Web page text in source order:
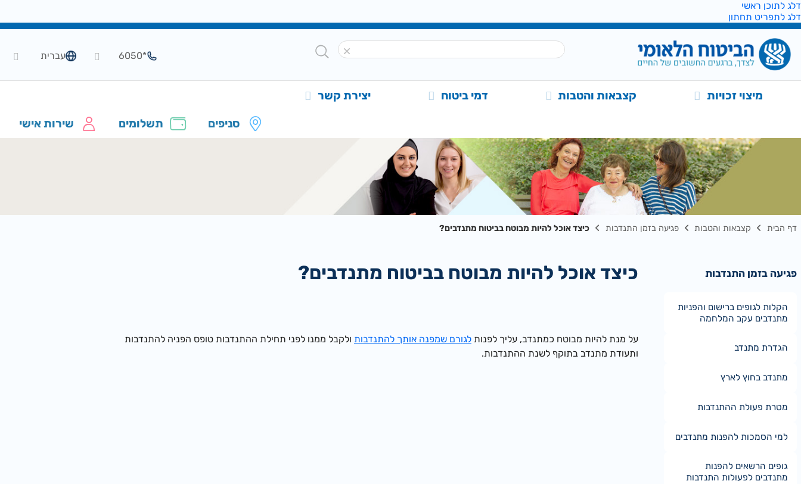
דלג לתוכן ראשי
דלג לתפריט תחתון
עברית *6050
מיצוי זכויות קצבאות והטבות דמי ביטוח יצירת קשר
סניפים תשלומים שירות אישי
דף הבית קצבאות והטבות פגיעה בזמן התנדבות כיצד אוכל להיות מבוטח בביטוח מתנדבים?
פגיעה בזמן התנדבות
הקלות לגופים ברישום והפניות
מתנדבים עקב המלחמה
הגדרת מתנדב
מתנדב בחוץ לארץ
מטרת פעולת ההתנדבות
למי הסמכות להפנות מתנדבים
גופים הרשאים להפנות
מתנדבים לפעולות התנדבות
כיצד אוכל להיות מבוטח בביטוח מתנדבים?
על מנת להיות מבוטח כמתנדב, עליך לפנות לגורם שמפנה אותך להתנדבות ולקבל ממנו לפני תחילת ההתנדבות טופס הפניה להתנדבות
ותעודת מתנדב בתוקף לשנת ההתנדבות.